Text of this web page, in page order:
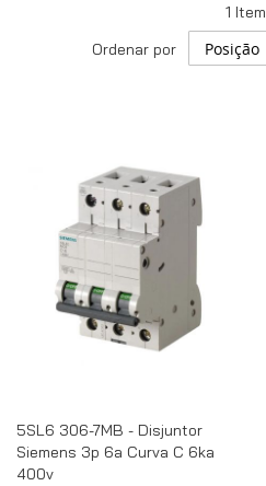
1 Item
Ordenar por
5SL6 306-7MB - Disjuntor
Siemens 3p 6a Curva C 6ka
400v